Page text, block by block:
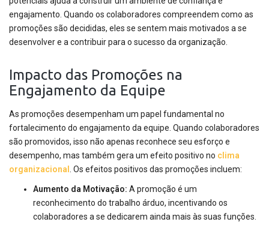
engajamento. Quando os colaboradores compreendem como as
promoções são decididas, eles se sentem mais motivados a se
desenvolver e a contribuir para o sucesso da organização.
Impacto das Promoções na
Engajamento da Equipe
As promoções desempenham um papel fundamental no
fortalecimento do engajamento da equipe. Quando colaboradores
são promovidos, isso não apenas reconhece seu esforço e
desempenho, mas também gera um efeito positivo no clima
organizacional . Os efeitos positivos das promoções incluem:
Aumento da Motivação: A promoção é um
reconhecimento do trabalho árduo, incentivando os
colaboradores a se dedicarem ainda mais às suas funções.